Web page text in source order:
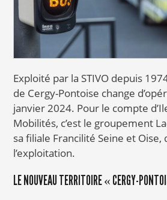
Exploité par la STIVO depuis
de Cergy-Pontoise change
janvier 2024. Pour le compte
Mobilités, c’est le groupement
sa filiale Francilité Seine et
l’exploitation.
LE NOUVEAU TERRITOIRE « CERGY-